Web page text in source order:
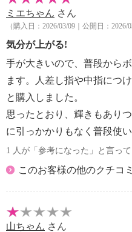
ミエちゃん さん
（購入日：2026/03/09｜公開日：2026/
気分が上がる!
手が大きいので、普段から
ます。人差し指や中指につ
と購入しました。
思ったとおり、輝きもあり
に引っかかりもなく普段使
1 人が「参考になった」と言っ
このお客様の他のクチコ
山ちゃん さん